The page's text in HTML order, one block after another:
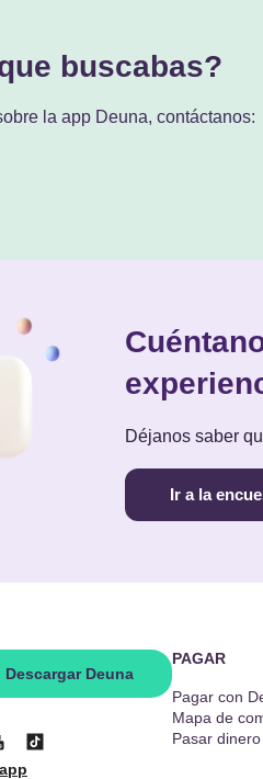
buscabas?
la app Deuna, contáctanos:
Déjanos saber
Ir a la
Descargar Deuna
PAGAR
Pagar con
Mapa de
Pasar